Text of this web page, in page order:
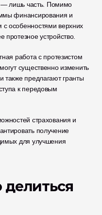
— лишь часть. Помимо
финансирования и
особенностями верхних
протезное устройство.
работа с протезистом
существенно изменить
также предлагают гранты
к передовым
страхования и
получение
для улучшения